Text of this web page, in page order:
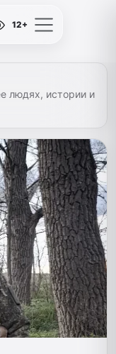
12+
людях, истории и